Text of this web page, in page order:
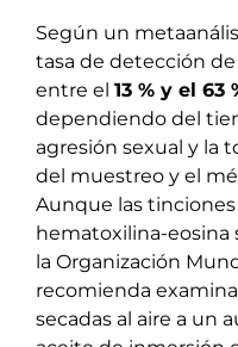
Según un
tasa de detección
entre el 13 % y el 63
dependiendo del
agresión sexual y la
del muestreo y el
Aunque las
hematoxilina-eosina
la Organización
recomienda
secadas al aire a un